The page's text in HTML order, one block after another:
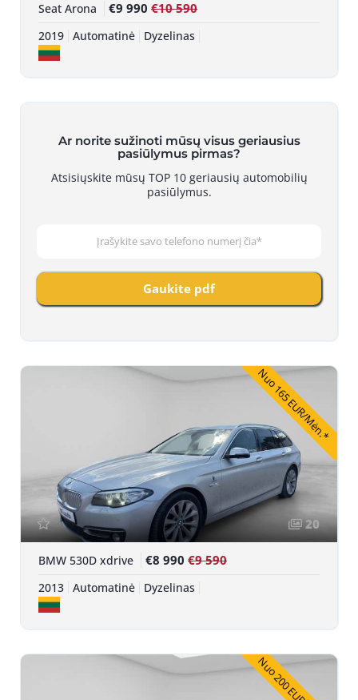
Seat Arona €9 990 €10 590
2019 Automatinė Dyzelinas
Ar norite sužinoti mūsų visus geriausius
pasiūlymus pirmas?
Atsisiųskite mūsų TOP 10 geriausių automobilių
pasiūlymus.
Gaukite pdf
Nuo 165 EUR/Mėn.*
20
BMW 530D xdrive €8 990 €9 590
2013 Automatinė Dyzelinas